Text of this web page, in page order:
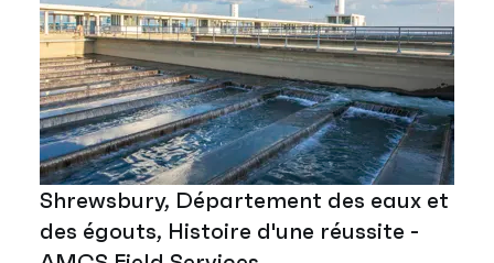
Shrewsbury, Département des eaux et
des égouts, Histoire d'une réussite -